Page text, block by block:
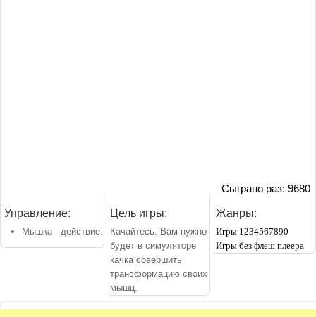
Сыграно раз: 9680
Управление:
Мышка - действие
Цель игры:
Качайтесь. Вам нужно
будет в симуляторе
качка совершить
трансформацию своих
мышц.
Жанры:
Игры 1234567890
Игры без флеш плеера